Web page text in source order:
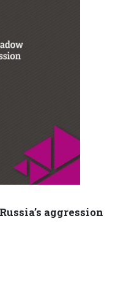
aggression